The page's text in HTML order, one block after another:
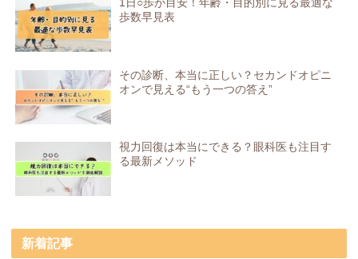
歩数早見表
その診断、本当に正しい？セカンドオピニ
オンで見える“もう一つの答え”
視力回復は本当にできる？眼科医も注目す
る最新メソッド
新着記事